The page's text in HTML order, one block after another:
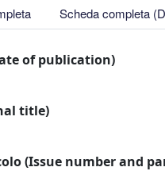
Scheda completa
of publication)
title)
(Issue number and